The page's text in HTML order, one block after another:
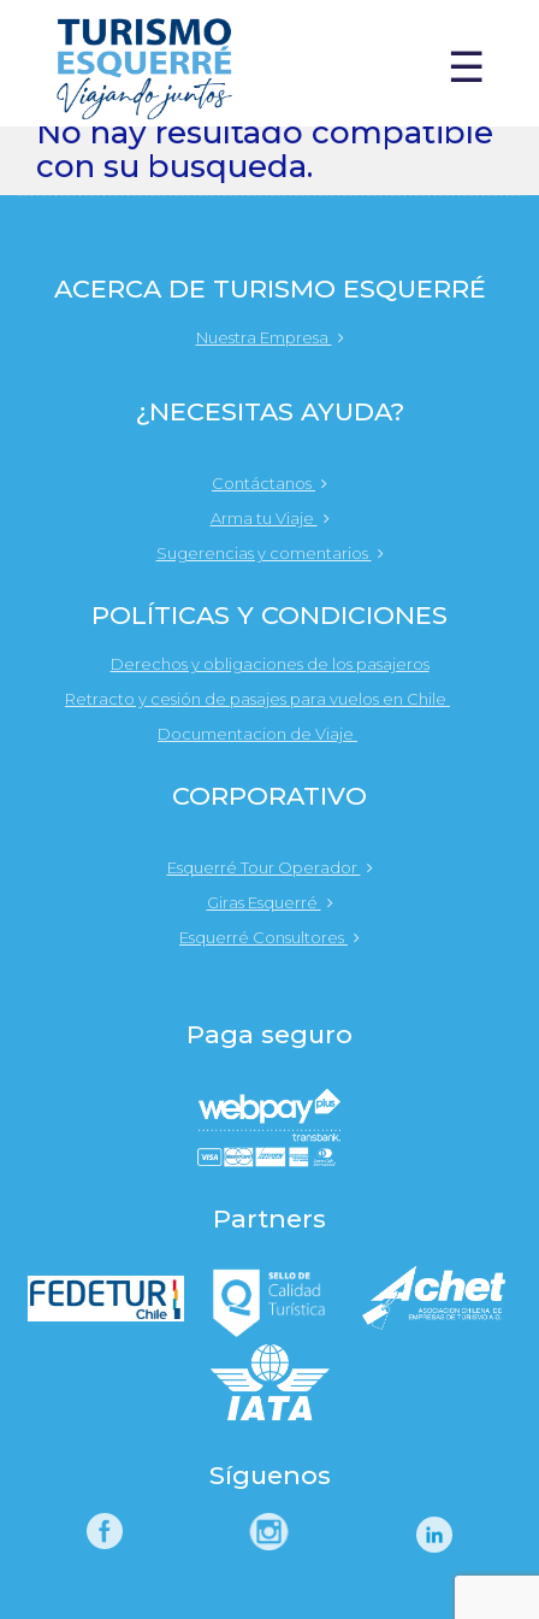
☰
X
No hay resultado compatible
con su busqueda.
ACERCA DE TURISMO ESQUERRÉ
Nuestra Empresa
¿NECESITAS AYUDA?
Contáctanos
Arma tu Viaje
Sugerencias y comentarios
POLÍTICAS Y CONDICIONES
Derechos y obligaciones de los pasajeros
Retracto y cesión de pasajes para vuelos en Chile
Documentacion de Viaje
CORPORATIVO
Esquerré Tour Operador
Giras Esquerré
Esquerré Consultores
Paga seguro
Partners
Síguenos